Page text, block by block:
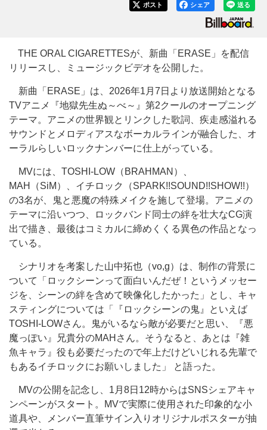
送る
シェア
ポスト
THE ORAL CIGARETTESが、新曲「ERASE」を配信
リリースし、ミュージックビデオを公開した。
新曲「ERASE」は、2026年1月7日より放送開始となる
TVアニメ『地獄先生ぬ～べ～』第2クールのオープニング
テーマ。アニメの世界観とリンクした歌詞、疾走感溢れる
サウンドとメロディアスなボーカルラインが融合した、オ
ーラルらしいロックナンバーに仕上がっている。
MVには、TOSHI-LOW（BRAHMAN）、
MAH（SiM）、イチロック（SPARK!!SOUND!!SHOW!!）
の3名が、鬼と悪魔の特殊メイクを施して登場。アニメの
テーマに沿いつつ、ロックバンド同士の絆を壮大なCG演
出で描き、最後はコミカルに締めくくる異色の作品となっ
ている。
シナリオを考案した山中拓也（vo,g）は、制作の背景に
ついて「ロックシーンって面白いんだぜ！というメッセー
ジを、シーンの絆を含めて映像化したかった」とし、キャ
スティングについては「『ロックシーンの鬼』といえば
TOSHI-LOWさん。鬼がいるなら敵が必要だと思い、『悪
魔っぽい』兄貴分のMAHさん。そうなると、あとは『雑
魚キャラ』役も必要だったので年上だけどいじれる先輩で
もあるイチロックにお願いしました」 と語った。
MVの公開を記念し、1月8日12時からはSNSシェアキャ
ンペーンがスタート。MVで実際に使用された印象的な小
道具や、メンバー直筆サイン入りオリジナルポスターが抽